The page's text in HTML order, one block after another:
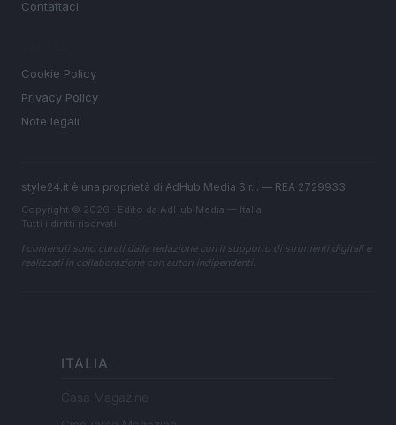
Contattaci
Cookie Policy
Privacy Policy
Note legali
style24.it è una proprietà di AdHub Media S.r.l. — REA 2729933
Copyright © 2026 · Edito da AdHub Media — Italia
Tutti i diritti riservati
I contenuti sono curati dalla redazione con il supporto di strumenti digitali e
realizzati in collaborazione con autori indipendenti.
ITALIA
Casa Magazine